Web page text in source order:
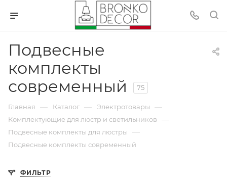
Подвесные
комплекты
современный
75
Главная — Каталог — Электротовары —
Комплектующие для люстр и светильников —
Подвесные комплекты для люстры —
Подвесные комплекты современный
ФИЛЬТР